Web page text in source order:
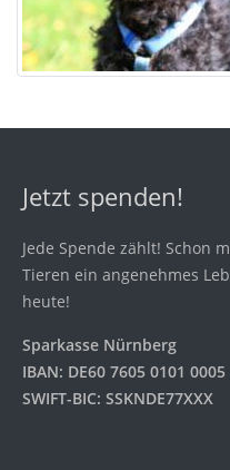
Jetzt spenden!
Jede Spende zählt! Schon
Tieren ein angenehmes
heute!
Sparkasse Nürnberg
IBAN: DE60 7605 0101 0005
SWIFT-BIC: SSKNDE77XXX